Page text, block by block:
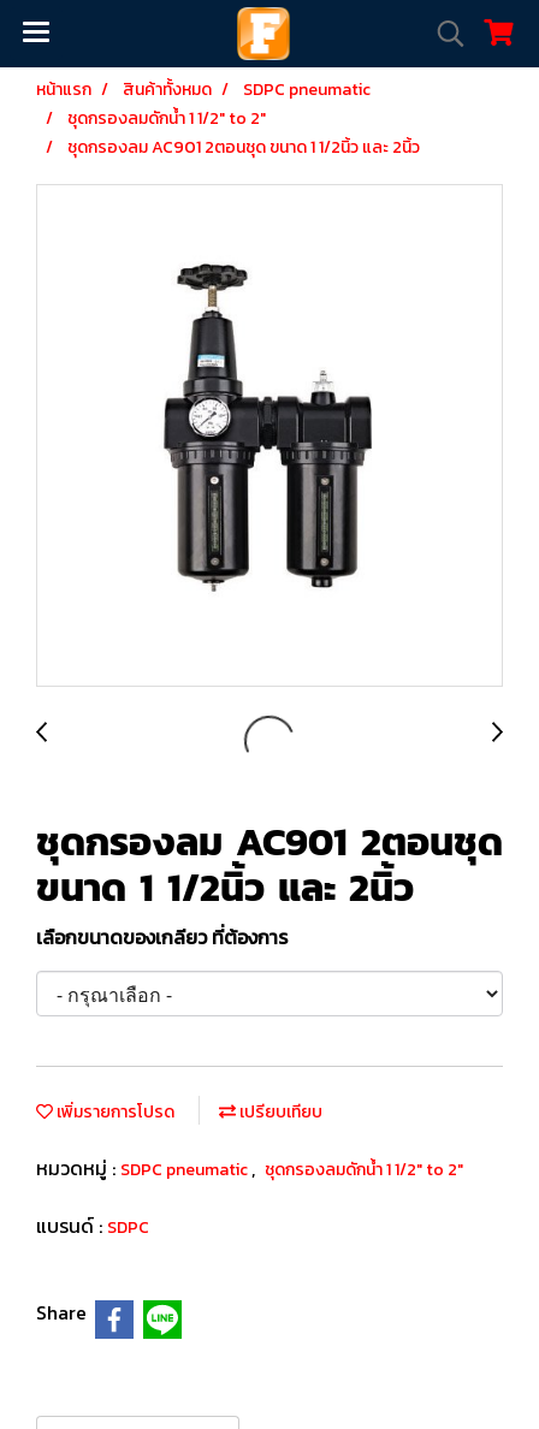
หน้าแรก สินค้าทั้งหมด
SDPC pneumatic
ชุดกรองลมดักน้ำ 1 1/2" to 2"
ชุดกรองลม AC901 2ตอนชุด ขนาด 1 1/2นิ้ว และ 2นิ้ว
ชุดกรองลม AC901 2ตอนชุด
ขนาด 1 1/2นิ้ว และ 2นิ้ว
เลือกขนาดของเกลียว ที่ต้องการ
เพิ่มรายการโปรด เปรียบเทียบ
หมวดหมู่ : SDPC pneumatic, ชุดกรองลมดักน้ำ 1 1/2" to 2"
แบรนด์ : SDPC
Share